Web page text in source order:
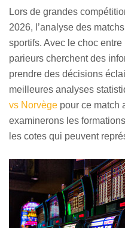
Lors de grandes
2026, l’analyse des
sportifs. Avec le choc
parieurs cherchent des
prendre des décisions
meilleures analyses
vs Norvège pour ce match
examinerons les
les cotes qui peuvent